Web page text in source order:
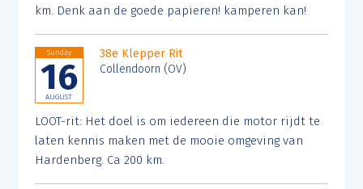
km. Denk aan de goede papieren! kamperen kan!
Sunday
16
AUGUST
38e Klepper Rit
Collendoorn (OV)
LOOT-rit: Het doel is om iedereen die motor rijdt te
laten kennis maken met de mooie omgeving van
Hardenberg. Ca 200 km.